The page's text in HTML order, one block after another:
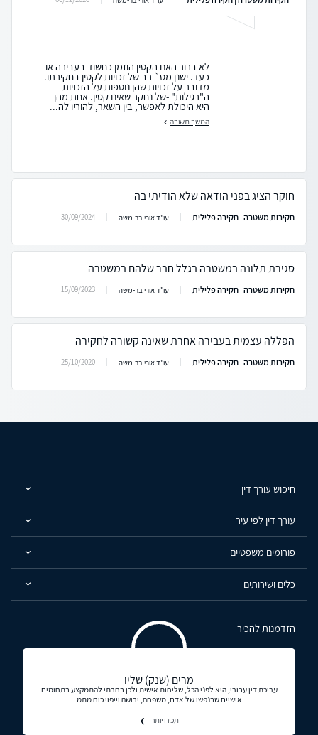
לא ברור האם הקטין הוזמן כחשוד בעבירה או
כעד. ישנן מס` רב של זכויות לקטין בחקירתו.
מדובר על זכויות שהן נוספות על הזכויות
ה"רגילות" -של נחקר שאינו קטין. אחת מהן
היא היכולת לאפשר, בין השאר, להוריו לה...
המשך תשובה
חוקר הציג בפני הודאה שלא הודיתי בה
חקירות משטרה | חקירה פלילית עו"ד אורי בר-משה 30/09/2024
סגירת תלונה במשטרה בגלל חבר שלהם במשטרה
חקירות משטרה | חקירה פלילית עו"ד אורי בר-משה 15/09/2023
הפללה עצמית בעבירה אחרת שאינה קשורה לחקירה
חקירות משטרה | חקירה פלילית עו"ד אורי בר-משה 25/10/2020
חיפוש עורך דין
עורך דין לפי עיר
פורומים משפטיים
כלים ושירותים
הזדמנות להכיר
מרים (שנק) שליו
עריכת דין עבורי, היא לפני הכל, שליחות אישית ולכן בחרתי להתמקצע בתחומים
אישיים שבנפשו של אדם, משפחה, ירושה וייפוי כוח מתמ
תכירו יותר